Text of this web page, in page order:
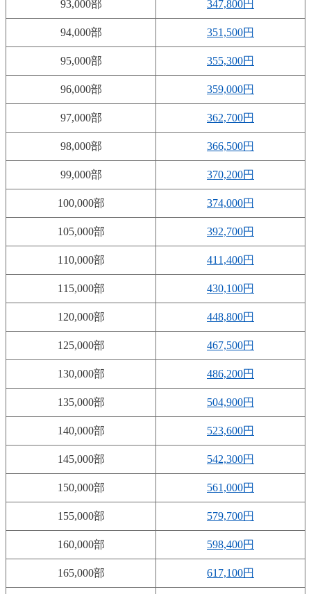
93,000部 347,800円
94,000部 351,500円
95,000部 355,300円
96,000部 359,000円
97,000部 362,700円
98,000部 366,500円
99,000部 370,200円
100,000部 374,000円
105,000部 392,700円
110,000部 411,400円
115,000部 430,100円
120,000部 448,800円
125,000部 467,500円
130,000部 486,200円
135,000部 504,900円
140,000部 523,600円
145,000部 542,300円
150,000部 561,000円
155,000部 579,700円
160,000部 598,400円
165,000部 617,100円